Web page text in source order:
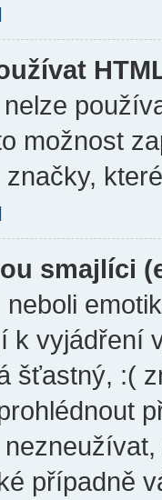
možnost
značky,
smajlíci
neboli
k vyjádření
šťastný, :(
případně